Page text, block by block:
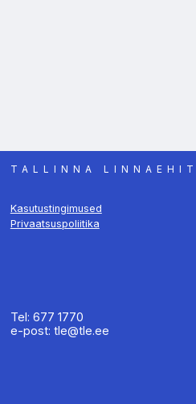
TALLINNA
Kasutustingimused
Privaatsuspoliitika
Tel: 677 1770
e-post: tle@tle.ee